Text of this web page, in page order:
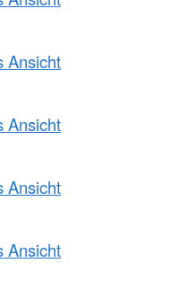
Ansicht
Ansicht
Ansicht
Ansicht